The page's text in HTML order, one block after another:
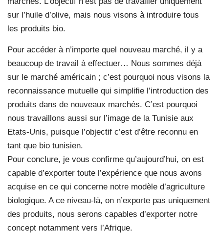
sur l’huile d’olive, mais nous visons à introduire tous
les produits bio.
Pour accéder à n’importe quel nouveau marché, il y a
beaucoup de travail à effectuer… Nous sommes déjà
sur le marché américain ; c’est pourquoi nous visons la
reconnaissance mutuelle qui simplifie l’introduction des
produits dans de nouveaux marchés. C’est pourquoi
nous travaillons aussi sur l’image de la Tunisie aux
Etats-Unis, puisque l’objectif c’est d’être reconnu en
tant que bio tunisien.
Pour conclure, je vous confirme qu’aujourd’hui, on est
capable d’exporter toute l’expérience que nous avons
acquise en ce qui concerne notre modèle d’agriculture
biologique. A ce niveau-là, on n’exporte pas uniquement
des produits, nous serons capables d’exporter notre
concept notamment vers l’Afrique.